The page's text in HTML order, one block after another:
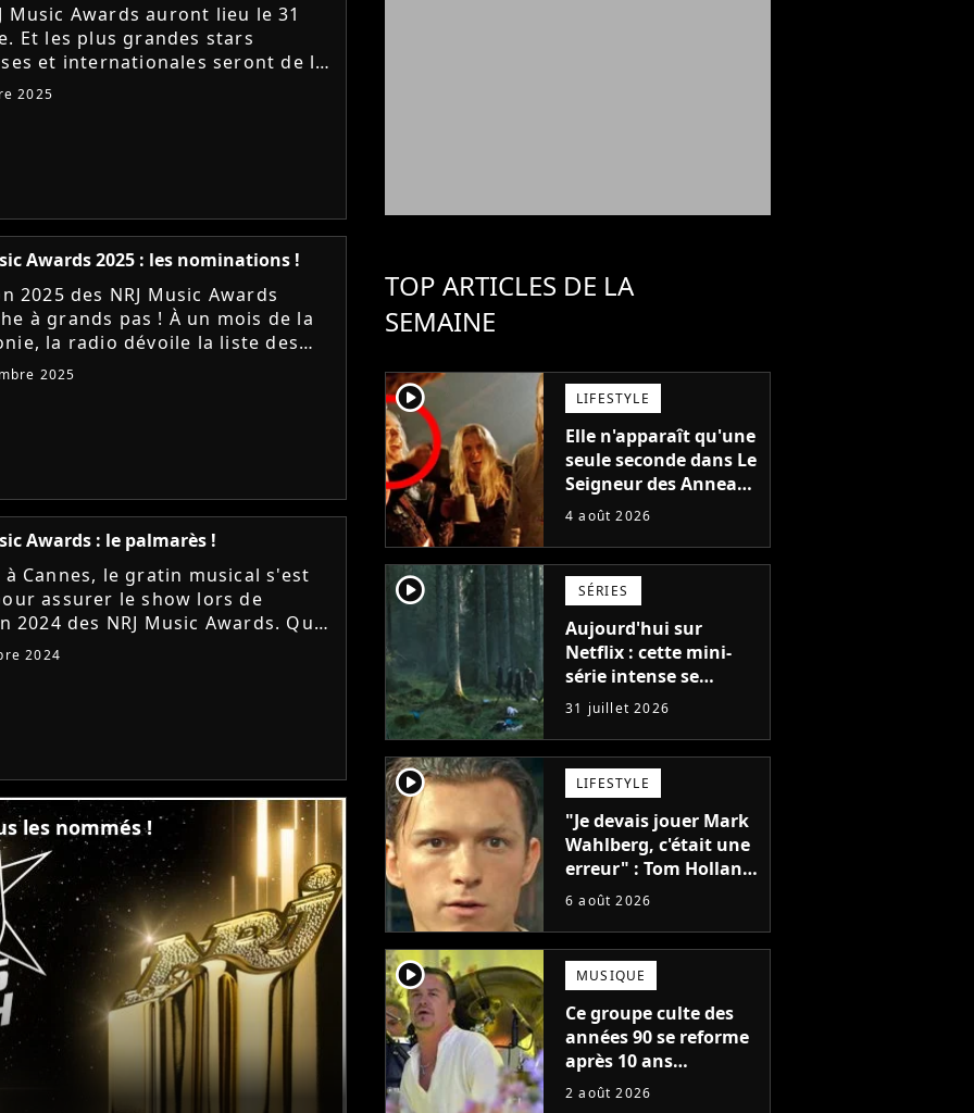
Music Awards auront lieu le 31
Et les plus grandes stars
et internationales seront de la
la liste des artistes
2025
Awards 2025 : les nominations !
2025 des NRJ Music Awards
à grands pas ! À un mois de la
la radio dévoile la liste des
qui s'affronteront à Cannes pour
les trophées....
2025
Awards : le palmarès !
à Cannes, le gratin musical s'est
assurer le show lors de
2024 des NRJ Music Awards. Qui
le plus de trophées ? Qui
2024
les nommés !
TOP ARTICLES DE LA
SEMAINE
player2 LIFESTYLE
Elle n'apparaît qu'une
seule seconde dans Le
Seigneur des Anneaux
: avez-vous reconnu
cinéma dans la saga ?
4 août 2026
player2 SÉRIES
Aujourd'hui sur
Netflix : cette mini-
série intense se
regarde en une seule
après-midi
31 juillet 2026
player2 LIFESTYLE
"Je devais jouer Mark
Wahlberg, c'était une
erreur" : Tom Holland,
la star de Spider-Man,
blockbuster
6 août 2026
player2 MUSIQUE
Ce groupe culte des
années 90 se reforme
après 10 ans
d'absence et annonce
2 août 2026